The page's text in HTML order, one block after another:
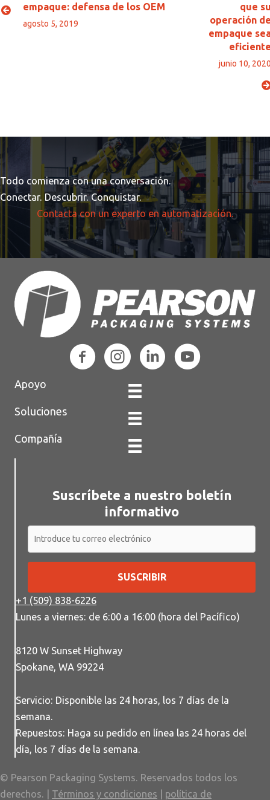
empaque: defensa de los OEM
agosto 5, 2019
que
operación
empaque
junio 10,
Todo comienza con una conversación.
Conectar. Descubrir. Conquistar.
Contacta con un experto en automatización.
Apoyo
Soluciones
Compañía
Suscríbete a nuestro boletín
informativo
SUSCRIBIR
+1 (509) 838-6226
Lunes a viernes: de 6:00 a 16:00 (hora del Pacífico)
8120 W Sunset Highway
Spokane, WA 99224
Servicio: Disponible las 24 horas, los 7 días de la
semana.
Repuestos: Haga su pedido en línea las 24 horas del
día, los 7 días de la semana.
© Pearson Packaging Systems. Reservados todos los
derechos. | Términos y condiciones política de